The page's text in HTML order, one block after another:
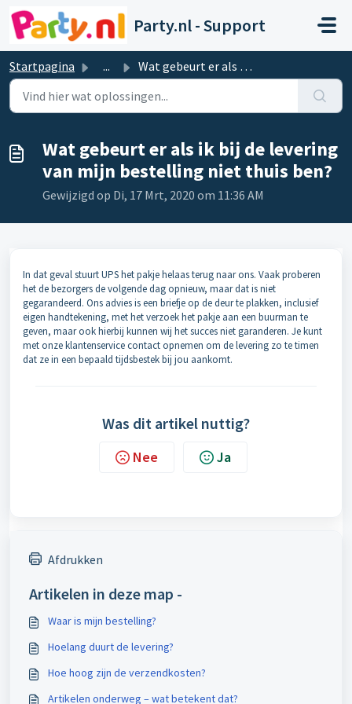
Doorgaan naar hoofdinhoud
Party.nl - Support
Startpagina ... Wat gebeurt er als ik bij de levering van mijn bestelling...
Wat gebeurt er als ik bij de levering
van mijn bestelling niet thuis ben?
Gewijzigd op Di, 17 Mrt, 2020 om 11:36 AM
In dat geval stuurt UPS het pakje helaas terug naar ons. Vaak proberen
het de bezorgers de volgende dag opnieuw, maar dat is niet
gegarandeerd. Ons advies is een briefje op de deur te plakken, inclusief
eigen handtekening, met het verzoek het pakje aan een buurman te
geven, maar ook hierbij kunnen wij het succes niet garanderen. Je kunt
met onze klantenservice contact opnemen om de levering zo te timen
dat ze in een bepaald tijdsbestek bij jou aankomt.
Was dit artikel nuttig?
Nee Ja
Afdrukken
Artikelen in deze map -
Waar is mijn bestelling?
Hoelang duurt de levering?
Hoe hoog zijn de verzendkosten?
Artikelen onderweg – wat betekent dat?